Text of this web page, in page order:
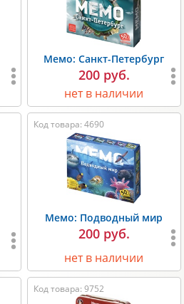
Мемо: Санкт-Петербург
200 руб.
нет в наличии
Код товара: 4690
Мемо: Подводный мир
200 руб.
нет в наличии
Код товара: 9752